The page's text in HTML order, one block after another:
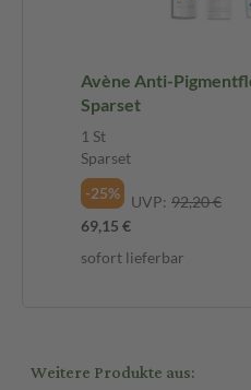
Avène Anti-
Sparset
1 St
Sparset
-25%
UVP: 92,20 €
69,15 €
sofort lieferbar
Weitere Produkte aus: